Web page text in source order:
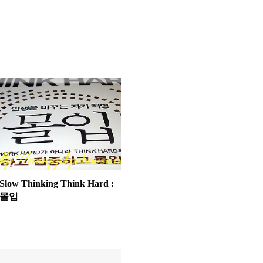
Slow Thinking Think Hard :
몰입